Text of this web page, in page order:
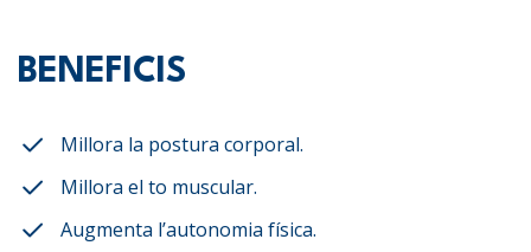
BENEFICIS
Millora la postura corporal.
Millora el to muscular.
Augmenta l’autonomia física.